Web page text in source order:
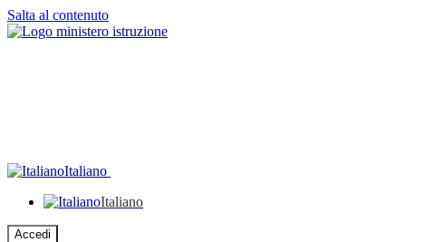
Salta al contenuto
Italiano
Italiano
Accedi